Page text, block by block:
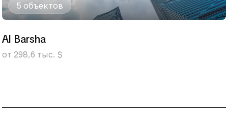
5 объектов
Al Barsha
от 298,6 тыс. $